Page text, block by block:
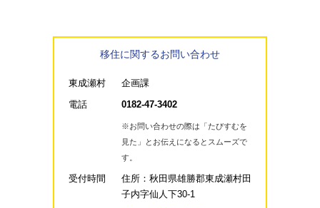
移住に関するお問い合わせ
東成瀬村
企画課
電話
0182-47-3402
※お問い合わせの際は「たびすむを
見た」とお伝えになるとスムーズで
す。
受付時間
住所：秋田県雄勝郡東成瀬村田
子内字仙人下30-1